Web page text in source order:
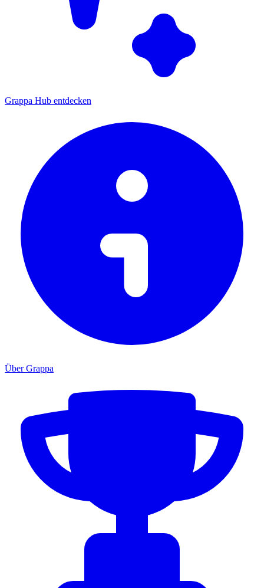
Grappa Hub entdecken
Über Grappa